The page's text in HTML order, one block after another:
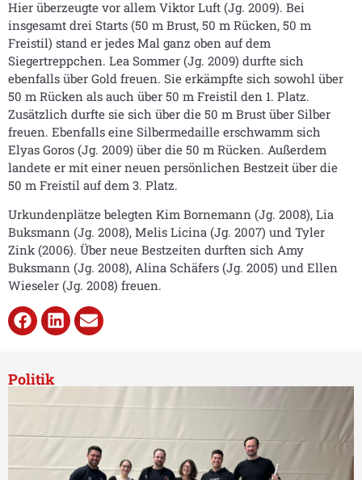
Hier überzeugte vor allem Viktor Luft (Jg. 2009). Bei
insgesamt drei Starts (50 m Brust, 50 m Rücken, 50 m
Freistil) stand er jedes Mal ganz oben auf dem
Siegertreppchen. Lea Sommer (Jg. 2009) durfte sich
ebenfalls über Gold freuen. Sie erkämpfte sich sowohl über
50 m Rücken als auch über 50 m Freistil den 1. Platz.
Zusätzlich durfte sie sich über die 50 m Brust über Silber
freuen. Ebenfalls eine Silbermedaille erschwamm sich
Elyas Goros (Jg. 2009) über die 50 m Rücken. Außerdem
landete er mit einer neuen persönlichen Bestzeit über die
50 m Freistil auf dem 3. Platz.
Urkundenplätze belegten Kim Bornemann (Jg. 2008), Lia
Buksmann (Jg. 2008), Melis Licina (Jg. 2007) und Tyler
Zink (2006). Über neue Bestzeiten durften sich Amy
Buksmann (Jg. 2008), Alina Schäfers (Jg. 2005) und Ellen
Wieseler (Jg. 2008) freuen.
Politik